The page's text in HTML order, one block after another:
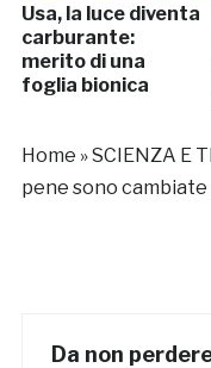
Usa, la luce diventa
carburante:
merito di una
foglia bionica
Home »SCIENZA E
pene sono
Da non